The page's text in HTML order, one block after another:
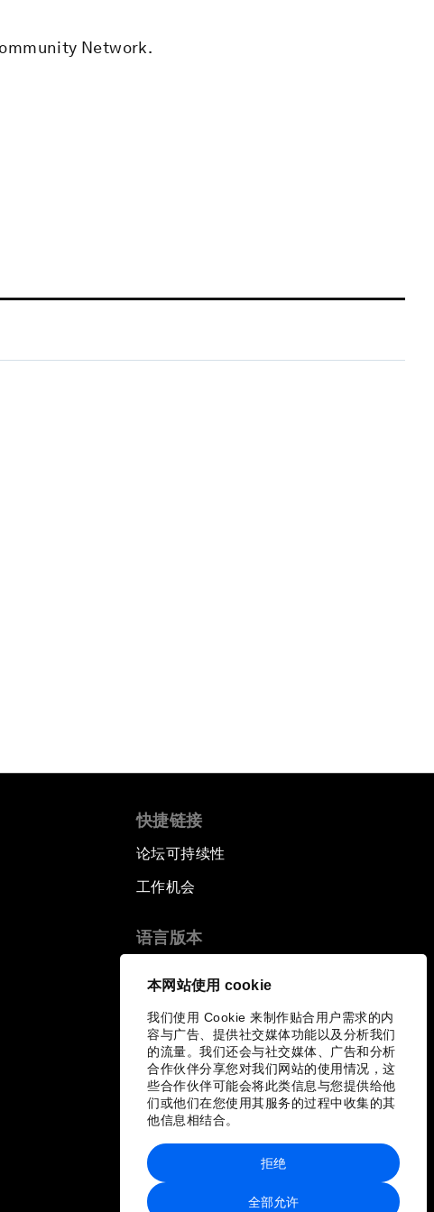
本网站使用 cookie
我们使用 Cookie 来制作贴合用户需求的内
容与广告、提供社交媒体功能以及分析我们
的流量。我们还会与社交媒体、广告和分析
合作伙伴分享您对我们网站的使用情况，这
些合作伙伴可能会将此类信息与您提供给他
们或他们在您使用其服务的过程中收集的其
他信息相结合。
全部允许
拒绝
Network.
快捷链接
论坛可持续性
工作机会
语言版本